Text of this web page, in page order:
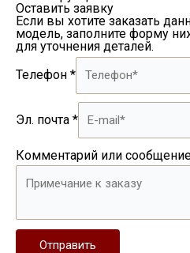
Оставить заявку
Если вы хотите заказать
модель, заполните форму
для уточнения деталей.
Телефон *
Эл. почта *
Комментарий или
Отправить